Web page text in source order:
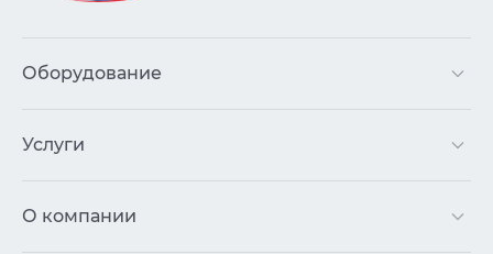
Оборудование
Услуги
О компании